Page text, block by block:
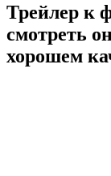
Трейлер к
cмотреть
хорошем